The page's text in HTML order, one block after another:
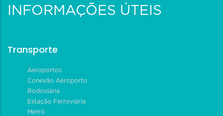
INFORMAÇÕES ÚTEIS
Transporte
Aeroportos
Conexão Aeroporto
Rodoviária
Estação Ferroviária
Metrô